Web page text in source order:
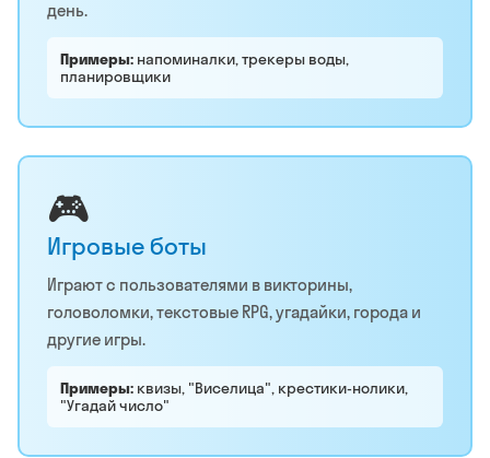
день.
Примеры: напоминалки, трекеры воды,
планировщики
🎮
Игровые боты
Играют с пользователями в викторины,
головоломки, текстовые RPG, угадайки, города и
другие игры.
Примеры: квизы, "Виселица", крестики-нолики,
"Угадай число"